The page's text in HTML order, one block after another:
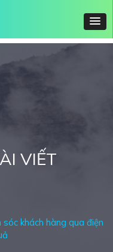
VIẾT
khách hàng qua điện